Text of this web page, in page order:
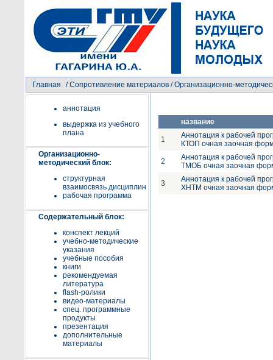
Главная /Сопротивление материалов / Организационно-
аннотация
выдержка из учебного
плана
Организационно-
методический блок:
структурная
взаимосвязь дисциплин
рабочая программа
Содержательный блок:
конспект лекций
учебно-методические
указания
учебные пособия
книги
рекомендуемая
литература
flash-ролики
видео-материалы
спец. программные
продукты
презентация
дополнительные
материалы
название
1
Аннотация к рабочей
КТОП очная заочная
2
Аннотация к рабочей
ТМОБ очная заочная
3
Аннотация к рабочей
ХНТМ очная заочная